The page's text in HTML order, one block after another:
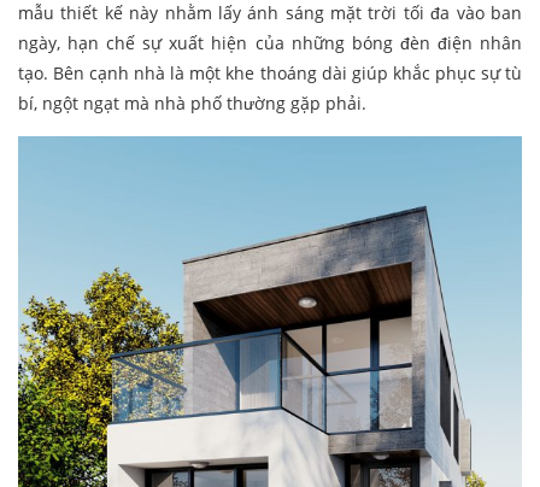
mẫu thiết kế này nhằm lấy ánh sáng mặt trời tối đa vào ban
ngày, hạn chế sự xuất hiện của những bóng đèn điện nhân
tạo. Bên cạnh nhà là một khe thoáng dài giúp khắc phục sự tù
bí, ngột ngạt mà nhà phố thường gặp phải.